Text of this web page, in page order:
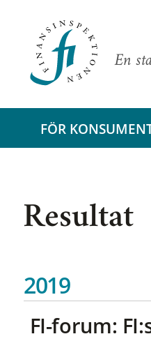
En
FÖR
Resultat
2019
FI-forum: